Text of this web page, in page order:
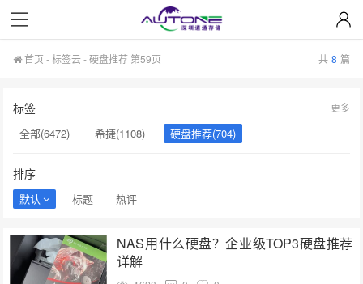
首页 -标签云- 硬盘推荐 第59页 共 8 篇
标签
全部(6472) 希捷(1108)
硬盘推荐(704)
NAS硬盘(593)
希捷硬盘(553)
移动固态硬盘(456)
更多
排序
默认 标题 热评
NAS用什么硬盘？企业级TOP3硬盘推荐
详解